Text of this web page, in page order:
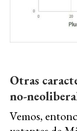
Otras
no-
Vemos,